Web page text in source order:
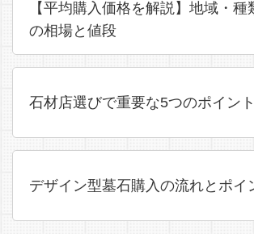
【平均購入価格を解説】地域・種
の相場と値段
石材店選びで重要な5つのポイント
デザイン型墓石購入の流れとポイ